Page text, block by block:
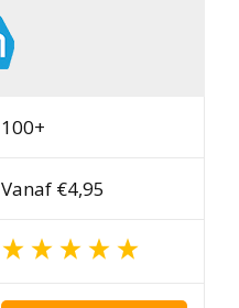
100+
Vanaf €4,95